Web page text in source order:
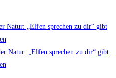
Natur: „Elfen sprechen zu dir“ gibt
Natur: „Elfen sprechen zu dir“ gibt